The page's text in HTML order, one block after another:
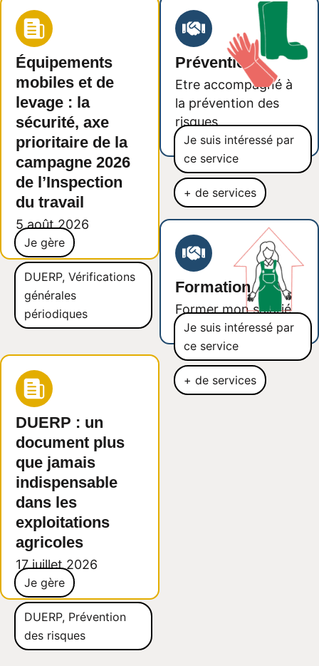
Équipements
mobiles et de
levage : la
sécurité, axe
prioritaire de la
campagne 2026
de l’Inspection
du travail
5 août 2026
Je gère
DUERP, Vérifications
générales
périodiques
DUERP : un
document plus
que jamais
indispensable
dans les
exploitations
agricoles
17 juillet 2026
Je gère
DUERP, Prévention
des risques
Prévention
Etre accompagné à
la prévention des
risques
Je suis intéressé par
ce service
+ de services
Formation
Former mon salarié
Je suis intéressé par
ce service
+ de services